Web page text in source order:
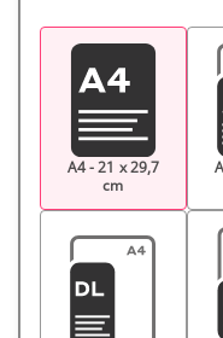
A4 - 21 x 29,7
cm